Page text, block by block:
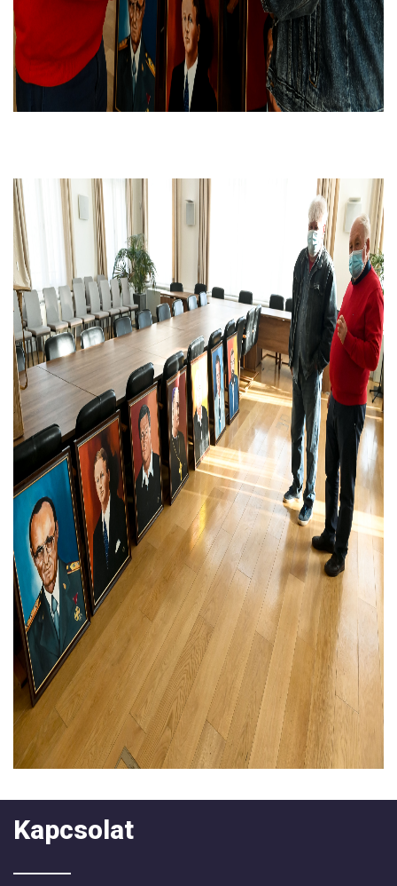
Kapcsolat